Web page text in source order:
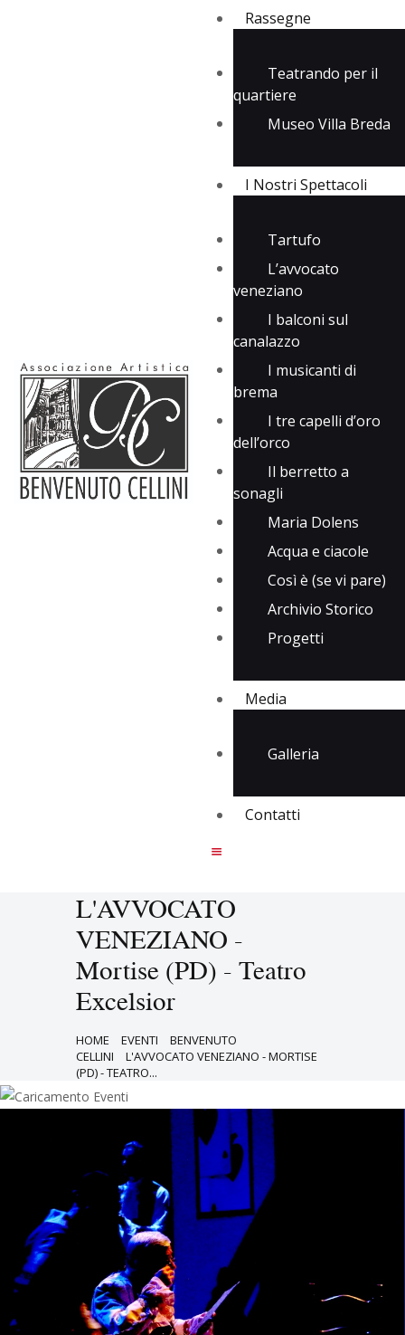
Rassegne
Teatrando per il
quartiere
Museo Villa Breda
I Nostri Spettacoli
Tartufo
L’avvocato
veneziano
I balconi sul
canalazzo
I musicanti di
brema
I tre capelli d’oro
dell’orco
Il berretto a
sonagli
Maria Dolens
Acqua e ciacole
Così è (se vi pare)
Archivio Storico
Progetti
Media
Galleria
Contatti
L'AVVOCATO
VENEZIANO -
Mortise (PD) - Teatro
Excelsior
HOME EVENTI
BENVENUTO
CELLINI
L'AVVOCATO VENEZIANO - MORTISE
(PD) - TEATRO...
I Nostri Spettacoli